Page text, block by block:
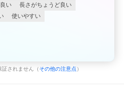
い
長さがちょうど良い
使いやすい
されません（ その他の注意点 ）